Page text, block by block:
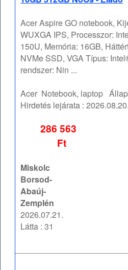
Acer Aspire GO notebook,
WUXGA IPS, Processzor:
150U, Memória: 16GB,
NVMe SSD, VGA Típus:
rendszer: Nin ...
Acer Notebook, laptop
Hirdetés lejárata :2026.08.20.
286 563
Ft
Miskolc
Borsod-
Abaúj-
Zemplén
2026.07.21.
Látta : 31